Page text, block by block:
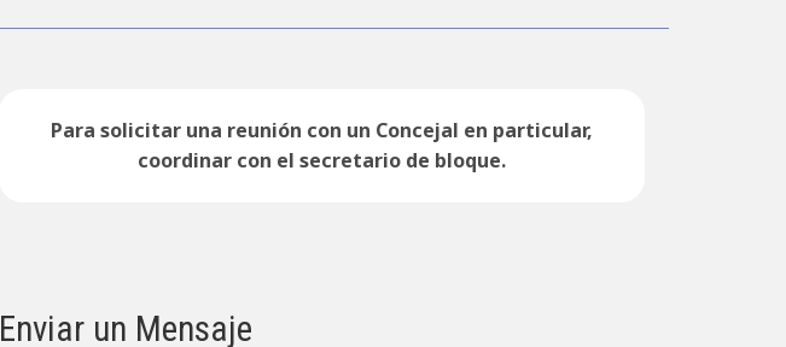
Para solicitar una reunión con un Concejal en particular,
coordinar con el secretario de bloque.
Enviar un Mensaje